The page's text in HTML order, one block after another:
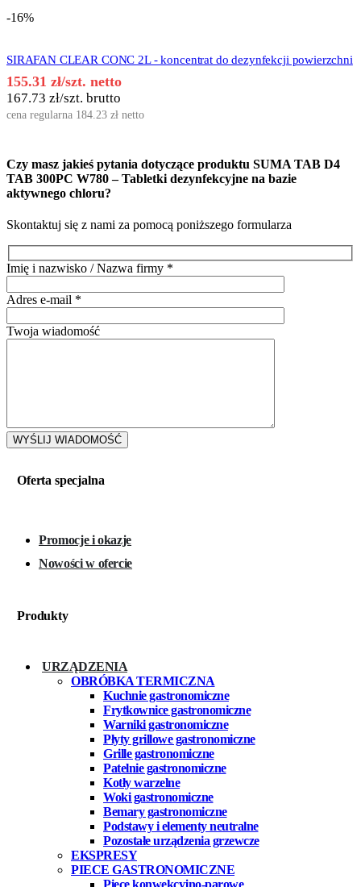
-16%
SIRAFAN CLEAR CONC 2L - koncentrat do dezynfekcji powierzchni
155.31 zł/szt. netto
167.73 zł/szt. brutto
cena regularna 184.23 zł netto
Czy masz jakieś pytania dotyczące produktu SUMA TAB D4
TAB 300PC W780 – Tabletki dezynfekcyjne na bazie
aktywnego chloru?
Skontaktuj się z nami za pomocą poniższego formularza
Imię i nazwisko / Nazwa firmy *
Adres e-mail *
Twoja wiadomość
Oferta specjalna
Promocje i okazje
Nowości w ofercie
Produkty
URZĄDZENIA
OBRÓBKA TERMICZNA
Kuchnie gastronomiczne
Frytkownice gastronomiczne
Warniki gastronomiczne
Płyty grillowe gastronomiczne
Grille gastronomiczne
Patelnie gastronomiczne
Kotły warzelne
Woki gastronomiczne
Bemary gastronomiczne
Podstawy i elementy neutralne
Pozostałe urządzenia grzewcze
EKSPRESY
PIECE GASTRONOMICZNE
Piece konwekcyjno-parowe